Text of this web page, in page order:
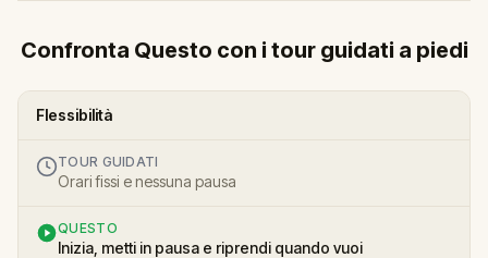
Confronta Questo con i tour guidati a piedi
Flessibilità
TOUR GUIDATI
Orari fissi e nessuna pausa
QUESTO
Inizia, metti in pausa e riprendi quando vuoi